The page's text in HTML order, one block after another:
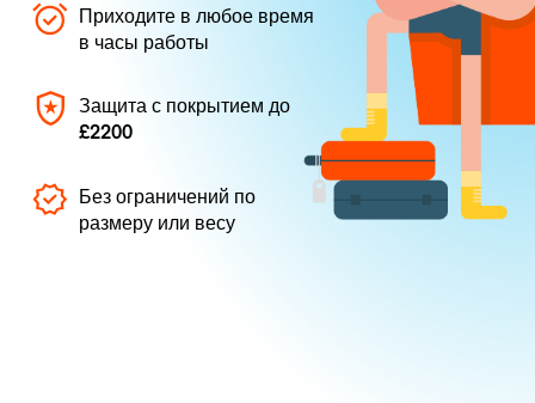
Приходите в любое время
в часы работы
Защита с покрытием до
£2200
Без ограничений по
размеру или весу